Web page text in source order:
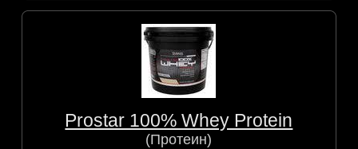
Prostar 100% Whey Protein
(Протеин)